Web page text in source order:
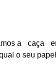
a _caça_
o seu